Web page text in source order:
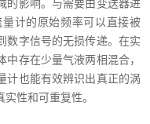
的影响。与需要由变送器进
计的原始频率可以直接被
数字信号的无损传递。在实
存在少量气液两相混合，
计也能有效辨识出真正的涡
性和可重复性。